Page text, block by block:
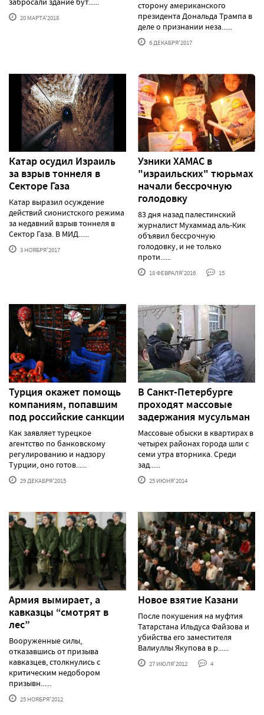
20 МАРТА'2018
сторону американского
президента Дональда Трампа в
деле о признании неза......
6 ДЕКАБРЯ'2017
Катар осудил Израиль
за взрыв тоннеля в
Секторе Газа
Катар выразил осуждение
действий сионистского режима
за недавний взрыв тоннеля в
Сектор Газа. В МИД......
3 НОЯБРЯ'2017
Узники ХАМАС в
"израильских" тюрьмах
начали бессрочную
голодовку
83 дня назад палестинский
журналист Мухаммад аль-Кик
объявил бессрочную
голодовку, и не только
проти......
18 ФЕВРАЛЯ'2016 15
Турция окажет помощь
компаниям, попавшим
под российские санкции
Как заявляет турецкое
агентство по банковскому
регулированию и надзору
Турции, оно готов......
29 ДЕКАБРЯ'2015
В Санкт-Петербурге
проходят массовые
задержания мусульман
Массовые обыски в квартирах в
четырех районах города шли с
семи утра вторника. Среди
зад......
25 ИЮНЯ'2014
Армия вымирает, а
кавказцы “смотрят в
лес”
Вооруженные силы,
отказавшись от призыва
кавказцев, столкнулись с
критическим недобором
призывн......
25 НОЯБРЯ'2012
Новое взятие Казани
После покушения на муфтия
Татарстана Ильдуса Файзова и
убийства его заместителя
Валиуллы Якупова в р......
27 ИЮЛЯ'2012 4